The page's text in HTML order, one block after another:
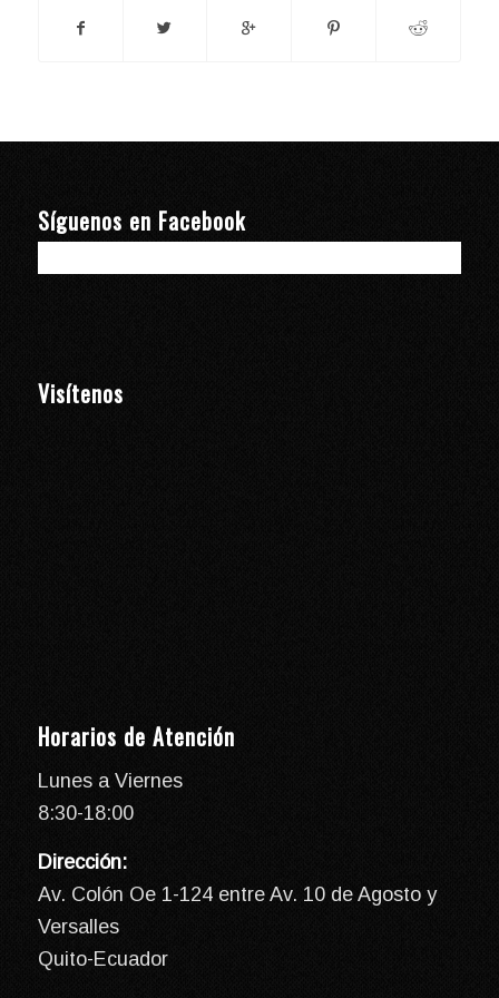
Síguenos en Facebook
Visítenos
Horarios de Atención
Lunes a Viernes
8:30-18:00
Dirección:
Av. Colón Oe 1-124 entre Av. 10 de Agosto y
Versalles
Quito-Ecuador